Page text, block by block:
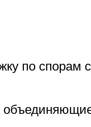
по спорам